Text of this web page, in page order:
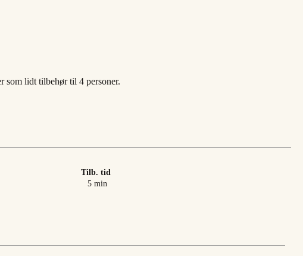
som lidt tilbehør til 4 personer.
Tilb. tid
5minutter
min